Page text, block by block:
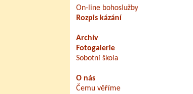
On-line bohoslužby
Rozpis kázání
Archív
Fotogalerie
Sobotní škola
O nás
Čemu věříme